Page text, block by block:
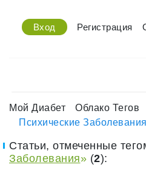
Вход Регистрация
Мой Диабет
Облако Тегов
Психические Заболевания
Статьи, отмеченные
Заболевания» (2):